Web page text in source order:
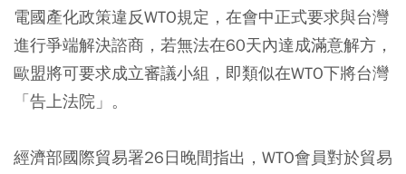
電國產化政策違反WTO規定，在會中正式要求與台灣
進行爭端解決諮商，若無法在60天內達成滿意解方，
歐盟將可要求成立審議小組，即類似在WTO下將台灣
「告上法院」。
經濟部國際貿易署26日晚間指出，WTO會員對於貿易